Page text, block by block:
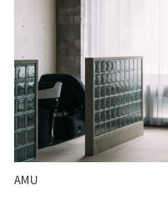
AMU